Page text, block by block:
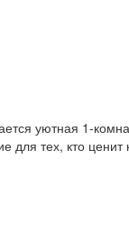
уютная 1-
для тех, кто